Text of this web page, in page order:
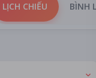
LỊCH CHIẾU BÌNH